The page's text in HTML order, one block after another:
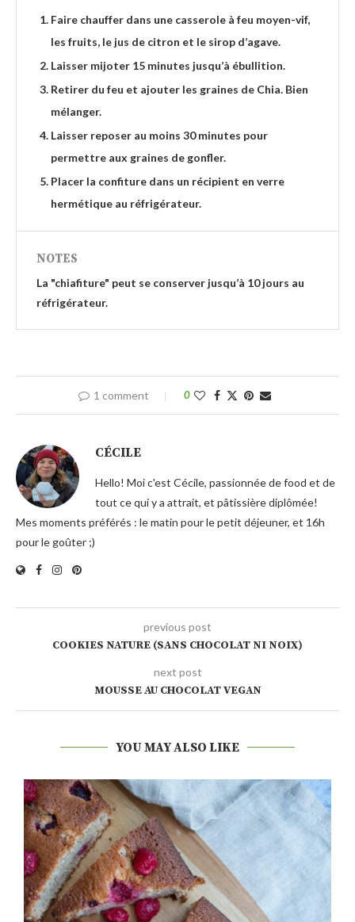
Faire chauffer dans une casserole à feu moyen-vif,
les fruits, le jus de citron et le sirop d’agave.
Laisser mijoter 15 minutes jusqu’à ébullition.
Retirer du feu et ajouter les graines de Chia. Bien
mélanger.
Laisser reposer au moins 30 minutes pour
permettre aux graines de gonfler.
Placer la confiture dans un récipient en verre
hermétique au réfrigérateur.
NOTES
La "chiafiture" peut se conserver jusqu’à 10 jours au
réfrigérateur.
1 comment 0
CÉCILE
Hello! Moi c'est Cécile, passionnée de food et de
tout ce qui y a attrait, et pâtissière diplômée!
Mes moments préférés : le matin pour le petit déjeuner, et 16h
pour le goûter ;)
previous post
COOKIES NATURE (SANS CHOCOLAT NI NOIX)
next post
MOUSSE AU CHOCOLAT VEGAN
YOU MAY ALSO LIKE